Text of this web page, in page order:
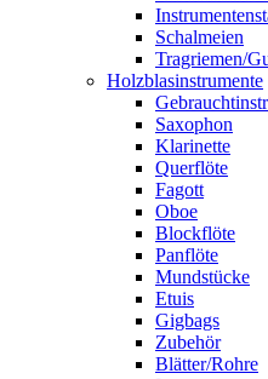
Schalmeien
Tragriemen/
Holzblasinstrumente
Saxophon
Klarinette
Querflöte
Fagott
Oboe
Blockflöte
Panflöte
Mundstücke
Etuis
Gigbags
Zubehör
Blätter/Rohre